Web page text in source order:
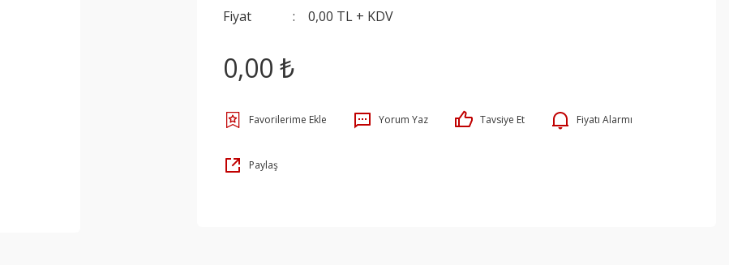
Fiyat
0,00 TL + KDV
0,00 ₺
Yorum Yaz Tavsiye Et Fiyatı Alarmı
Paylaş